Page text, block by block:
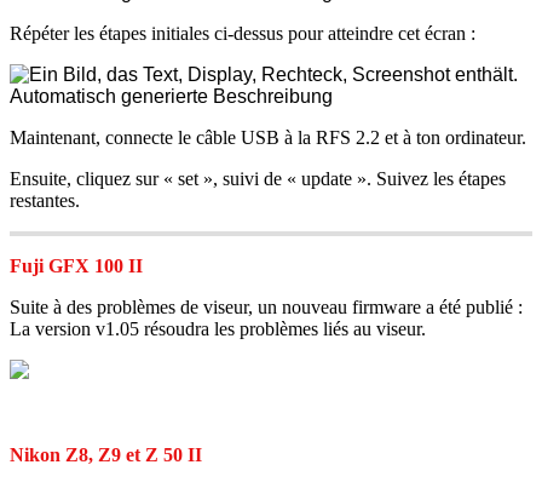
Répéter les étapes initiales ci-dessus pour atteindre cet écran :
Maintenant, connecte le câble USB à la RFS 2.2 et à ton ordinateur.
Ensuite, cliquez sur « set », suivi de « update ». Suivez les étapes
restantes.
Fuji GFX 100 II
Suite à des problèmes de viseur, un nouveau firmware a été publié :
La version v1 .05 résoudra les problèmes liés au viseur.
Nikon Z8, Z9 et Z 50 II